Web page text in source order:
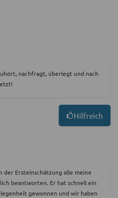
nachfragt, überlegt und nach
Hilfreich
der Ersteinschätzung alle meine
beantworten. Er hat schnell ein
gewonnen und wir haben